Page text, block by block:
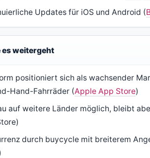
Updates für iOS und Android (
es weitergeht
positioniert sich als wachsender
Hand-Fahrräder (Apple App Store)
auf weitere Länder möglich, bleibt
durch buycycle mit breiterem